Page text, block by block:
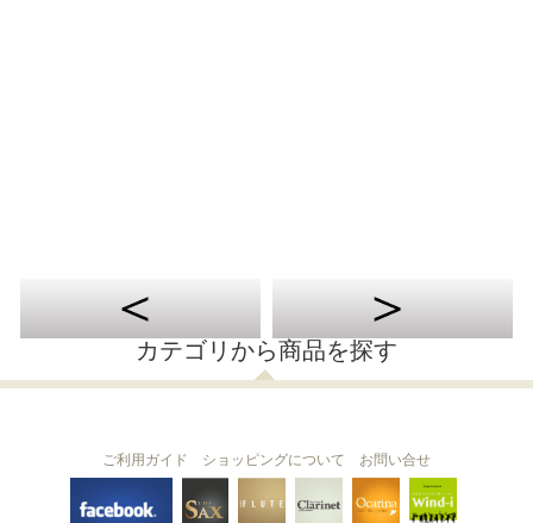
カテゴリから商品を探す
ご利用ガイド ショッピングについて お問い合せ